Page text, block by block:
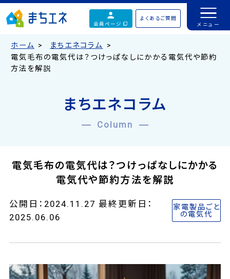
会員ページ
よくあるご質問
ホーム
まちエネコラム
電気毛布の電気代は？つけっぱなしにかかる電気代や節約
方法を解説
まちエネコラム
Column
電気毛布の電気代は？つけっぱなしにかかる
電気代や節約方法を解説
公開日：2024.11.27 最終更新日：
2025.06.06
家電製品ごと
の電気代